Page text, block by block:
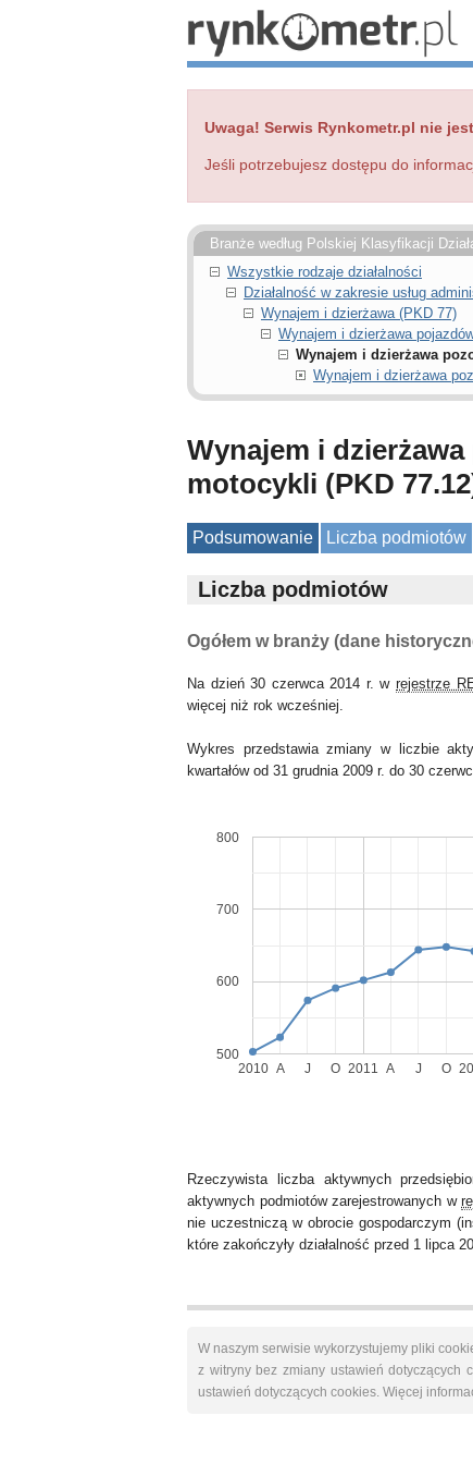
Uwaga! Serwis Rynkometr.pl nie
Jeśli potrzebujesz dostępu do
Branże według Polskiej Klasyfikacji
Wszystkie rodzaje działalności
Działalność w zakresie usług
Wynajem i dzierżawa (PKD 77)
Wynajem i dzierżawa
Wynajem i dzierżawa
Wynajem i dzierżawa
Wynajem i
motocykli (PKD
Podsumowanie Liczba podmiotów
Liczba podmiotów
Ogółem w branży (dane
Na dzień 30 czerwca 2014 r. wrejestrze
więcej niż rok wcześniej.
Wykres przedstawia zmiany w liczbie
kwartałów od 31 grudnia 2009 r. do 30
2010 2011
A J O A J O
500
600
700
800
Rzeczywista liczba aktywnych
aktywnych podmiotów zarejestrowanych w
nie uczestniczą w obrocie gospodarczym
które zakończyły działalność przed 1 lipca
W naszym serwisie wykorzystujemy pliki
z witryny bez zmiany ustawień dotyczących
ustawień dotyczących cookies. Więcej